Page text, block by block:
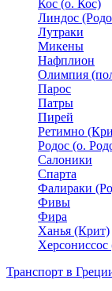
Кос (о. Кос)
Линдос
Лутраки
Микены
Нафплион
Олимпия
Парос
Патры
Пирей
Ретимно
Родос (о.
Салоники
Спарта
Фалираки
Фивы
Фира
Ханья (Крит)
Транспорт в